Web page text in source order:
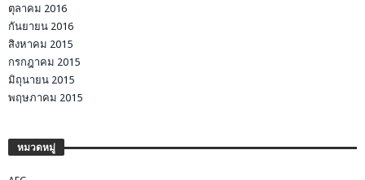
ตุลาคม 2016
กันยายน 2016
สิงหาคม 2015
กรกฎาคม 2015
มิถุนายน 2015
พฤษภาคม 2015
หมวดหมู่